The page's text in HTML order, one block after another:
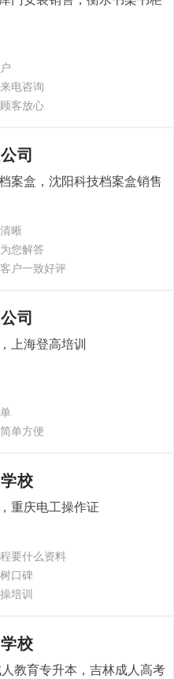
电咨询
客放心
司
案盒，沈阳科技档案盒销售
晰
您解答
户一致好评
司
上海登高培训
单方便
校
重庆电工操作证
要什么资料
口碑
培训
校
教育专升本，吉林成人高考